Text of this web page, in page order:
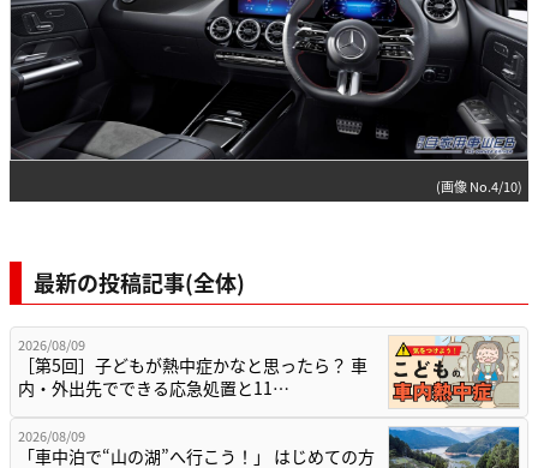
(画像 No.4/10)
最新の投稿記事(全体)
2026/08/09
［第5回］子どもが熱中症かなと思ったら？ 車
内・外出先でできる応急処置と11…
2026/08/09
「車中泊で“山の湖”へ行こう！」 はじめての方